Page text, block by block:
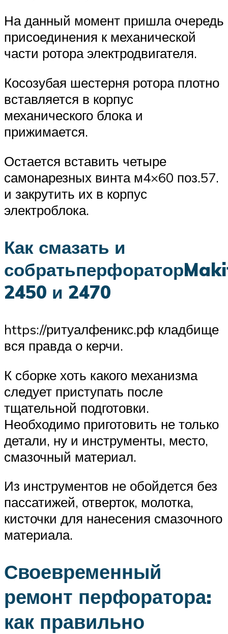
На данный момент пришла очередь
присоединения к механической
части ротора электродвигателя.
Косозубая шестерня ротора плотно
вставляется в корпус
механического блока и
прижимается.
Остается вставить четыре
самонарезных винта м4×60 поз.57.
и закрутить их в корпус
электроблока.
Как смазать и
2450 и 2470
https://ритуалфеникс.рф кладбище
вся правда о керчи.
К сборке хоть какого механизма
следует приступать после
тщательной подготовки.
Необходимо приготовить не только
детали, ну и инструменты, место,
смазочный материал.
Из инструментов не обойдется без
пассатижей, отверток, молотка,
кисточки для нанесения смазочного
материала.
Своевременный
ремонт перфоратора:
как правильно